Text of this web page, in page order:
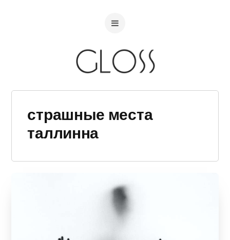
страшные места
таллинна